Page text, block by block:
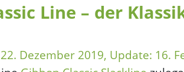
Line – der
22. Dezember 2019, Update: 16.